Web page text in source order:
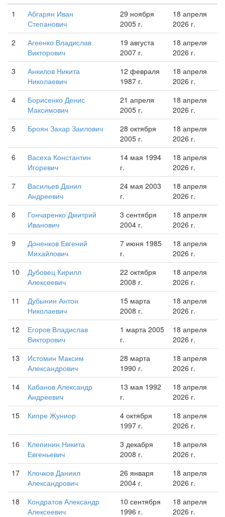
1
Абгарян Иван
Степанович
29 ноября
2005 г.
18 апреля
2026 г.
2
Агеенко Владислав
Викторович
19 августа
2007 г.
18 апреля
2026 г.
3
Анкилов Никита
Николаевич
12 февраля
1987 г.
18 апреля
2026 г.
4
Борисенко Денис
Максимович
21 апреля
2005 г.
18 апреля
2026 г.
5
Броян Захар Заилович
28 октября
2005 г.
18 апреля
2026 г.
6
Васеха Константин
Игоревич
14 мая 1994
г.
18 апреля
2026 г.
7
Васильев Данил
Андреевич
24 мая 2003
г.
18 апреля
2026 г.
8
Гончаренко Дмитрий
Иванович
3 сентября
2004 г.
18 апреля
2026 г.
9
Доненков Евгений
Михайлович
7 июня 1985
г.
18 апреля
2026 г.
10
Дубовец Кирилл
Алексеевич
22 октября
2008 г.
18 апреля
2026 г.
11
Дубынин Антон
Николаевич
15 марта
2008 г.
18 апреля
2026 г.
12
Егоров Владислав
Викторович
1 марта 2005
г.
18 апреля
2026 г.
13
Истомин Максим
Александрович
28 марта
1990 г.
18 апреля
2026 г.
14
Кабанов Александр
Андреевич
13 мая 1992
г.
18 апреля
2026 г.
15
Кипре Жуниор
4 октября
1997 г.
18 апреля
2026 г.
16
Клепинин Никита
Евгеньевич
3 декабря
2008 г.
18 апреля
2026 г.
17
Клочков Даниил
Александрович
26 января
2004 г.
18 апреля
2026 г.
18
Кондратов Александр
Алексеевич
10 сентября
1996 г.
18 апреля
2026 г.